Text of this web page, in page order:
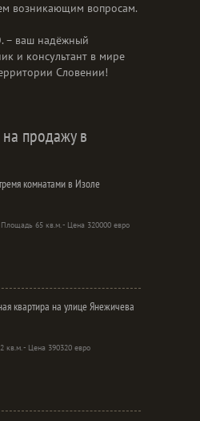
возникающим вопросам.
– ваш надёжный
и консультант в мире
Словении!
продажу в
комнатами в Изоле
65 кв.м. - Цена 320000 евро
квартира на улице Янежичева
кв.м. - Цена 390320 евро